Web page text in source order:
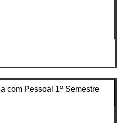
com Pessoal 1º Semestre